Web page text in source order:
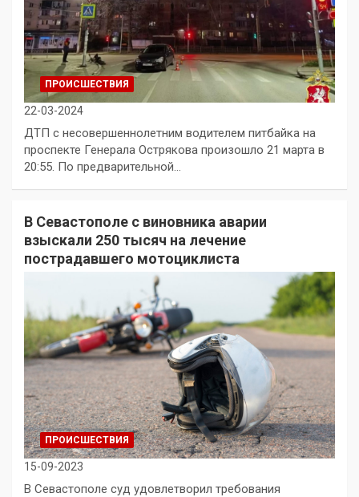
ПРОИСШЕСТВИЯ
22-03-2024
ДТП с несовершеннолетним водителем питбайка на
проспекте Генерала Острякова произошло 21 марта в
20:55. По предварительной…
В Севастополе с виновника аварии
взыскали 250 тысяч на лечение
пострадавшего мотоциклиста
ПРОИСШЕСТВИЯ
15-09-2023
В Севастополе суд удовлетворил требования